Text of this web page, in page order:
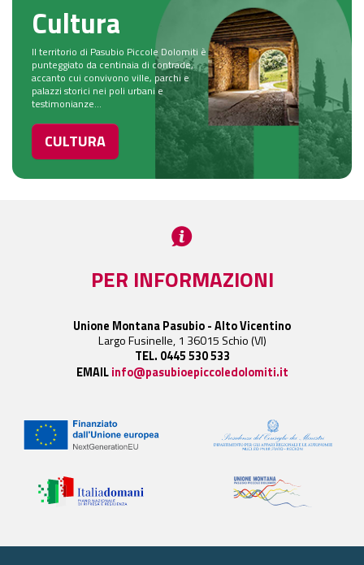
Cultura
Il territorio di Pasubio Piccole Dolomiti è
punteggiato da centinaia di contrade,
accanto cui convivono ville, parchi e
palazzi storici nei poli urbani e
testimonianze...
CULTURA
PER INFORMAZIONI
Unione Montana Pasubio - Alto Vicentino
Largo Fusinelle, 1 36015 Schio (VI)
TEL. 0445 530 533
EMAILinfo@pasubioepiccoledolomiti.it